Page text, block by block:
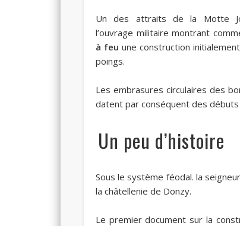
Un des attraits de la Motte
l’ouvrage militaire montrant
à feu une construction
poings.
Les embrasures circulaires des
datent par conséquent des débuts
Un peu d’histoire
Sous le système féodal. la
la châtellenie de Donzy.
Le premier document sur la